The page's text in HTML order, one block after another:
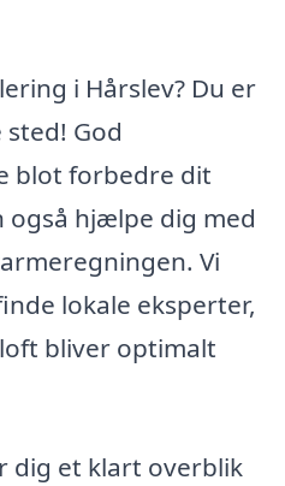
i Hårslev? Du er
God
blot forbedre dit
også hjælpe dig med
Vi
lokale eksperter,
bliver optimalt
dig et klart overblik